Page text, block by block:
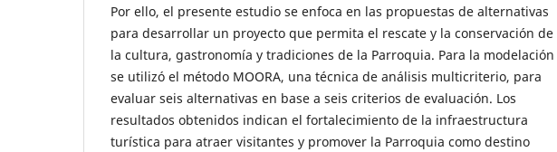
Por ello, el presente estudio se enfoca en las propuestas de alternativas
para desarrollar un proyecto que permita el rescate y la conservación de
la cultura, gastronomía y tradiciones de la Parroquia. Para la modelación
se utilizó el método MOORA, una técnica de análisis multicriterio, para
evaluar seis alternativas en base a seis criterios de evaluación. Los
resultados obtenidos indican el fortalecimiento de la infraestructura
turística para atraer visitantes y promover la Parroquia como destino